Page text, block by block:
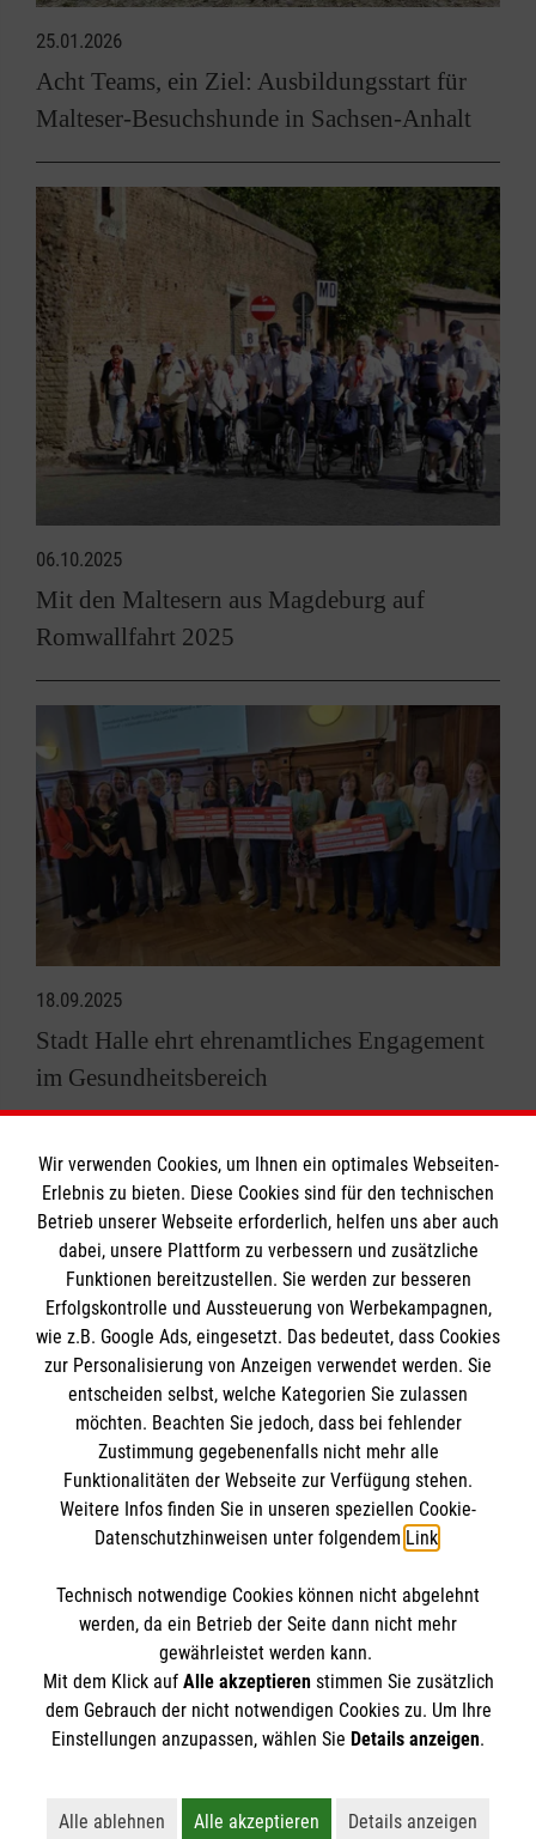
25.01.2026
Acht Teams, ein Ziel: Ausbildungsstart für
Malteser-Besuchshunde in Sachsen-Anhalt
06.10.2025
Mit den Maltesern aus Magdeburg auf
Romwallfahrt 2025
18.09.2025
Stadt Halle ehrt ehrenamtliches Engagement
im Gesundheitsbereich
Alle News anzeigen
Informationen
Impressum
Datenschutz
Barrierefreiheit
Presse
Spendenkonto
Pax-Bank für Kirche und Caritas eG
IBAN: DE48 3706 0120 1201 2290 10
BIC: GENODED1PA7
So finden Sie uns
Malteser in der Diözese Magdeburg
Hermann-Hesse-Straße 1a
Der Malteser Hilfsdienst e.V. ist als eingetragene
Gewerbesteuer befreit.
Wir verwenden Cookies, um Ihnen ein optimales Webseiten-
Erlebnis zu bieten. Diese Cookies sind für den technischen
Betrieb unserer Webseite erforderlich, helfen uns aber auch
dabei, unsere Plattform zu verbessern und zusätzliche
Funktionen bereitzustellen. Sie werden zur besseren
Erfolgskontrolle und Aussteuerung von Werbekampagnen,
wie z.B. Google Ads, eingesetzt. Das bedeutet, dass Cookies
zur Personalisierung von Anzeigen verwendet werden. Sie
entscheiden selbst, welche Kategorien Sie zulassen
möchten. Beachten Sie jedoch, dass bei fehlender
Zustimmung gegebenenfalls nicht mehr alle
Funktionalitäten der Webseite zur Verfügung stehen.
Weitere Infos finden Sie in unseren speziellen Cookie-
Datenschutzhinweisen unter folgendem Link.
Technisch notwendige Cookies können nicht abgelehnt
werden, da ein Betrieb der Seite dann nicht mehr
gewährleistet werden kann.
Mit dem Klick auf Alle akzeptierenstimmen Sie zusätzlich
dem Gebrauch der nicht notwendigen Cookies zu. Um Ihre
Einstellungen anzupassen, wählen Sie Details anzeigen.
Alle ablehnen
Alle akzeptieren
Details anzeigen